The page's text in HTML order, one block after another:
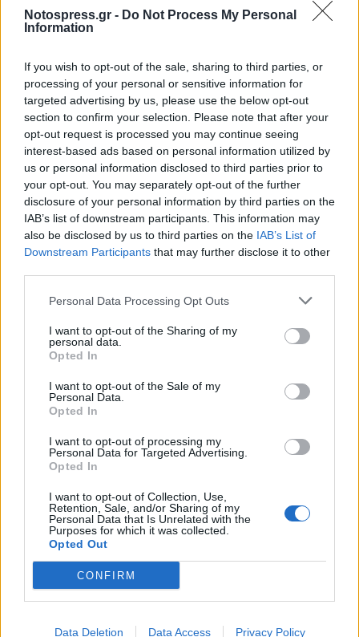
Notospress.gr - Do Not Process My Personal
Information
If you wish to opt-out of the sale, sharing to third parties, or
processing of your personal or sensitive information for
targeted advertising by us, please use the below opt-out
section to confirm your selection. Please note that after your
opt-out request is processed you may continue seeing
interest-based ads based on personal information utilized by
us or personal information disclosed to third parties prior to
your opt-out. You may separately opt-out of the further
disclosure of your personal information by third parties on the
IAB’s list of downstream participants. This information may
also be disclosed by us to third parties on the IAB’s List of
Downstream Participants that may further disclose it to other
Personal Data Processing Opt Outs
I want to opt-out of the Sharing of my
personal data.
Opted In
I want to opt-out of the Sale of my
Personal Data.
Opted In
I want to opt-out of processing my
Personal Data for Targeted Advertising.
Opted In
I want to opt-out of Collection, Use,
Retention, Sale, and/or Sharing of my
Personal Data that Is Unrelated with the
Purposes for which it was collected.
Opted Out
CONFIRM
Data Deletion Data Access Privacy Policy
Σάββατο 7 & Κυριακή 8 Σεπτεμβρίου θα
Μαραγκού “ Η ζωή και το έργο του Φωτογράφου
Πάνου Ηλιόπουλου”
Χώρος Προβολής Μουσείο Πάνου & Ηλία
Ηλιόπουλου, Ζαχαριανών 11 Φιλιατρά. Ώρα
Έναρξης 21:30
Κατά την διάρκεια όλης της έκθεσης Agrovision
το Μουσείο Πάνου & Ηλία Ηλιόπουλου θα είναι
ανοιχτό στο κοινό από τις 18:00 - 21:00. Η
Είσοδος στο Μουσείο και στην προβολή του
ντοκιμαντέρ είναι ελεύθερη.
notospress.gr είναι χορηγός επικοινωνίας.
ΑΓΡΟΤΙΚΑ